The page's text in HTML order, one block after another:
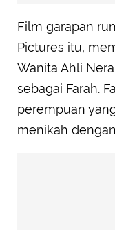
Film garapan
Pictures itu,
Wanita Ahli
sebagai Farah.
perempuan
menikah